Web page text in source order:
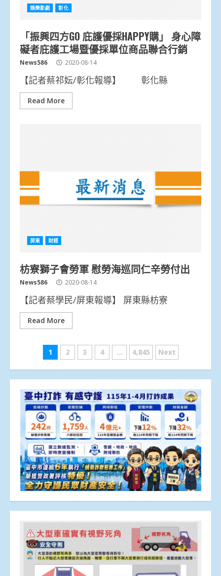
娛樂影劇 彰化
「振興四方GO 庇護優採HAPPY購」 身心障
礙者庇護工場暨優採單位商品聯合行銷
News586 2020-08-14
【記者蔡祁妘/彰化報導】 彰化縣
Read More
屏東 財經
枋寮獅子會勞軍 慰勞海巡同仁辛勞付出
News586 2020-08-14
【記者蔡學民/屏東報導】 屏東縣枋寮
Read More
文
章
分
頁
1 2 3 4 ... 4,845 Next